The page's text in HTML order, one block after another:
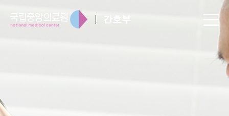
간호부